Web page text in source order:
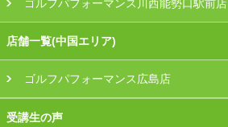
ゴルフパフォーマンス川西能勢口駅前店
店舗一覧(中国エリア)
ゴルフパフォーマンス広島店
受講生の声